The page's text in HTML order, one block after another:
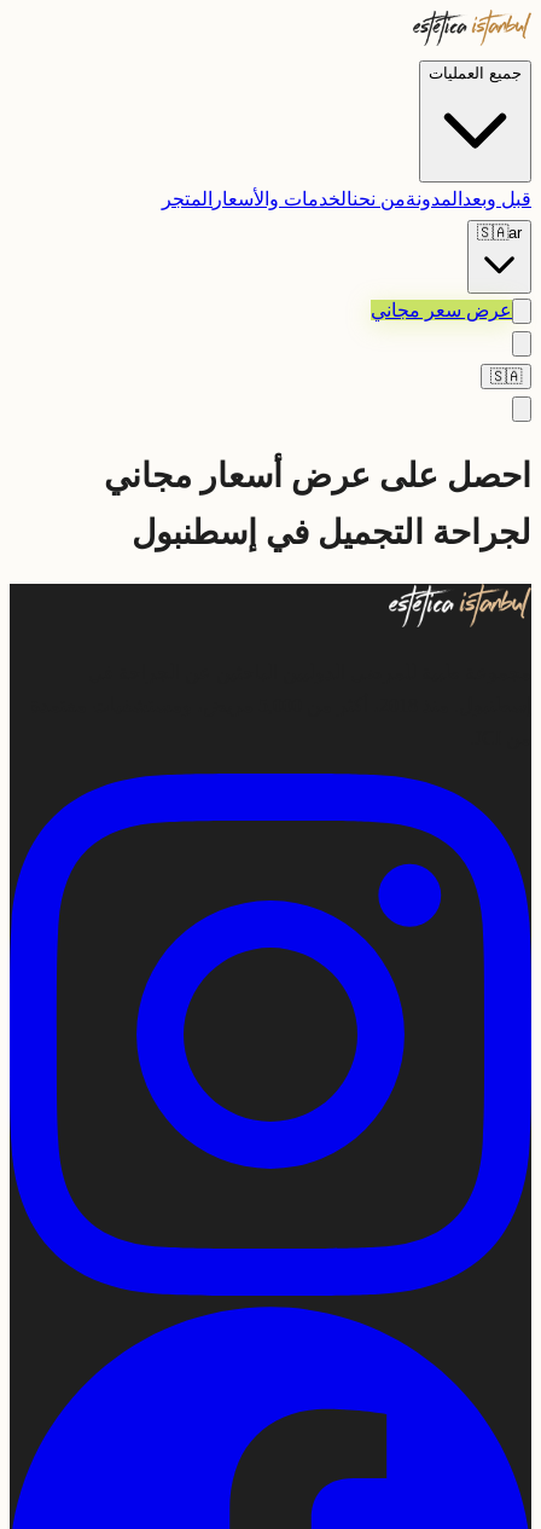
جميع العمليات
قبل وبعد المدونةمن نحنالخدمات والأسعار المتجر
🇸🇦ar
عرض سعر مجاني
🇸🇦
احصل على عرض أسعار مجاني
لجراحة التجميل في إسطنبول